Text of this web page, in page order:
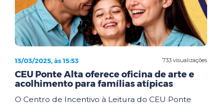
733 visualizações
13/03/2025, às 15:53
CEU Ponte Alta oferece oficina de arte e
acolhimento para famílias atípicas
O Centro de Incentivo à Leitura do CEU Ponte